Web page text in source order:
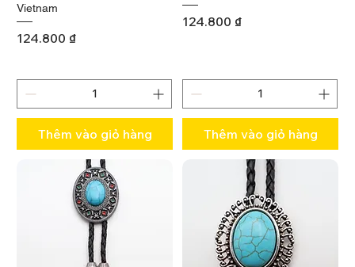
Vietnam
Giá
124.800 ₫
Thêm vào giỏ hàng
Giá
124.800 ₫
Thêm vào giỏ hàng